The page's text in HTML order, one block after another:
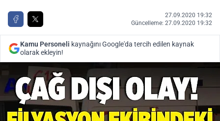
27.09.2020 19:32
Güncelleme: 27.09.2020 19:32
Kamu Personeli kaynağını Google'da tercih edilen kaynak
olarak ekleyin!